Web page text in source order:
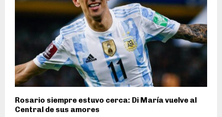
Rosario siempre estuvo cerca: Di María vuelve al
Central de sus amores